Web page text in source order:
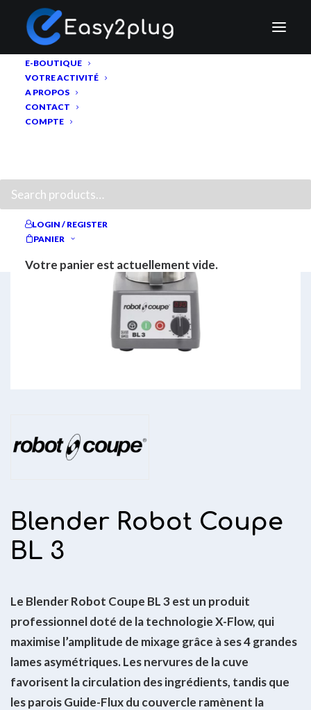
E-BOUTIQUE
VOTRE ACTIVITÉ
A PROPOS
CONTACT
COMPTE
LOGIN / REGISTER
PANIER
Votre panier est actuellement vide.
Blender Robot Coupe
BL 3
Le Blender Robot Coupe BL 3 est un produit
professionnel doté de la technologie X-Flow, qui
maximise l’amplitude de mixage grâce à ses 4 grandes
lames asymétriques. Les nervures de la cuve
favorisent la circulation des ingrédients, tandis que
les parois Guide-Flux du couvercle ramènent la